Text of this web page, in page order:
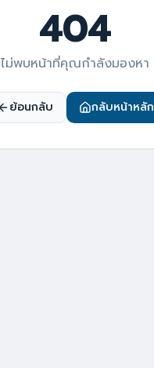
404
ไม่พบหน้าที่คุณกำลังมองหา
ย้อนกลับ กลับหน้าหลัก